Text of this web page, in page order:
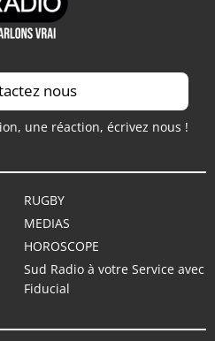
nous
une réaction, écrivez nous !
RUGBY
MEDIAS
HOROSCOPE
Sud Radio à votre Service avec
Fiducial